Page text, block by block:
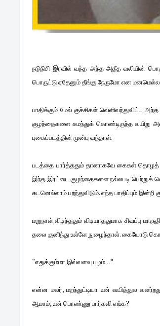
நடுநிசி இரவில் வந்த அந்த அதீத வலியின்
பொருட்டு ஏதேனும் தீங்கு நேருமோ என
பாதிக்கும் மேல் குச்சிகள் வெளிவந்துவிட்ட
குழந்தைகளை சுமந்துக் கொண்டிருந்த வயிறு
புகைப்படத்தின் முன்பு வந்தாள்.
படத்தை பார்த்ததும் தானாகவே கைகள் தொழத்
இந்த இரட்டை குழந்தைகளை நல்லபடி பெற்றுக்
கடனெல்லாம் பறந்துவிடும். எந்த பாதிப்பும்
மறுநாள் விடிந்ததும் விடியாததுமாக சிவப்பு
தலை குனிந்து உள்ளே நுழைந்தாள். கையோடு
“எதுக்கும்மா இவ்வளவு பழம்…”
என்ன மலர், மறந்துட்டியா உன் வயித்துல
ஆமாம், உன் பொண்ணு பார்கவி எங்க?